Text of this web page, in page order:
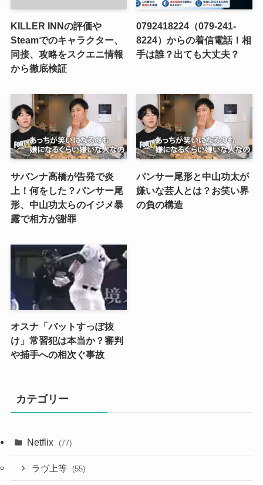
KILLER INNの評価や
Steamでのキャラクター、
同接、攻略をスクエニ情報
から徹底検証
0792418224（079-241-
8224）からの着信電話！相
手は誰？出ても大丈夫？
サバンナ高橋が告発で炎
上！何をした？パンサー尾
形、中山功太らのイジメ暴
露で相方が謝罪
パンサー尾形と中山功太が
嫌いな芸人とは？お笑い界
の負の構造
オスナ「バットすっぽ抜
け」常習犯は本当か？審判
や捕手への相次ぐ事故
カテゴリー
Netflix (77)
ラヴ上等 (55)